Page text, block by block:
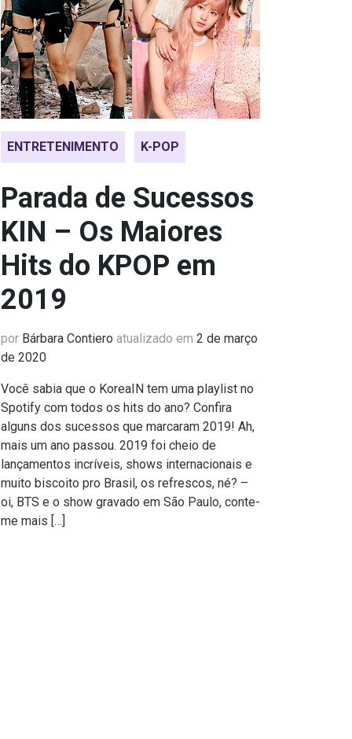
ENTRETENIMENTO K-POP
Parada de Sucessos
KIN – Os Maiores
Hits do KPOP em
2019
por Bárbara Contiero atualizado em 2 de março
de 2020
Você sabia que o KoreaIN tem uma playlist no
Spotify com todos os hits do ano? Confira
alguns dos sucessos que marcaram 2019! Ah,
mais um ano passou. 2019 foi cheio de
lançamentos incríveis, shows internacionais e
muito biscoito pro Brasil, os refrescos, né? –
oi, BTS e o show gravado em São Paulo, conte-
me mais […]